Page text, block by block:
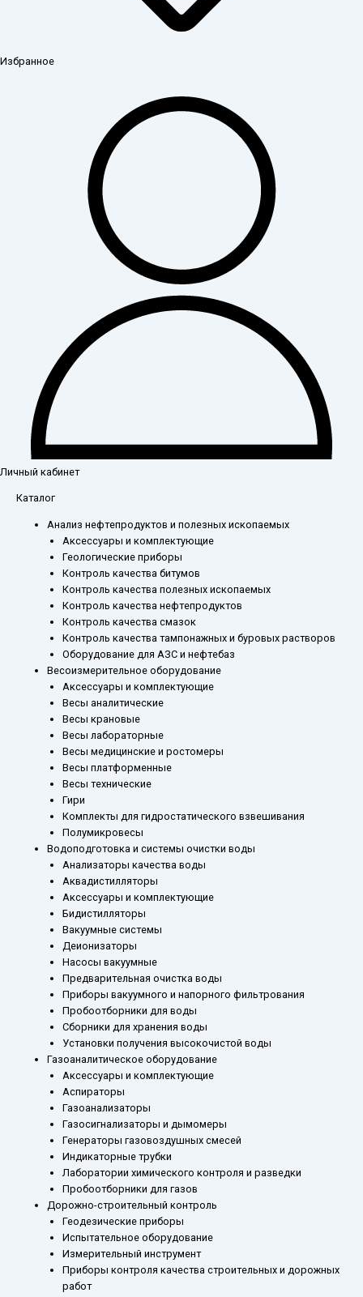
Избранное
Личный кабинет
Каталог
Анализ нефтепродуктов и полезных ископаемых
Аксессуары и комплектующие
Геологические приборы
Контроль качества битумов
Контроль качества полезных ископаемых
Контроль качества нефтепродуктов
Контроль качества смазок
Контроль качества тампонажных и буровых растворов
Оборудование для АЗС и нефтебаз
Весоизмерительное оборудование
Аксессуары и комплектующие
Весы аналитические
Весы крановые
Весы лабораторные
Весы медицинские и ростомеры
Весы платформенные
Весы технические
Гири
Комплекты для гидростатического взвешивания
Полумикровесы
Водоподготовка и системы очистки воды
Анализаторы качества воды
Аквадистилляторы
Аксессуары и комплектующие
Бидистилляторы
Вакуумные системы
Деионизаторы
Насосы вакуумные
Предварительная очистка воды
Приборы вакуумного и напорного фильтрования
Пробоотборники для воды
Сборники для хранения воды
Установки получения высокочистой воды
Газоаналитическое оборудование
Аксессуары и комплектующие
Аспираторы
Газоанализаторы
Газосигнализаторы и дымомеры
Генераторы газовоздушных смесей
Индикаторные трубки
Лаборатории химического контроля и разведки
Пробоотборники для газов
Дорожно-строительный контроль
Геодезические приборы
Испытательное оборудование
Измерительный инструмент
Приборы контроля качества строительных и дорожных
работ